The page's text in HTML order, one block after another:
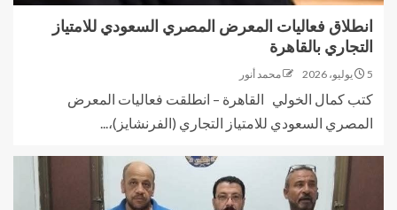
انطلاق فعاليات المعرض المصري السعودي للامتياز
التجاري بالقاهرة
5 يوليو، 2026 محمد أنور
كتب كمال الخولي القاهرة – انطلقت فعاليات المعرض
المصري السعودي للامتياز التجاري (الفرنشايز)،...